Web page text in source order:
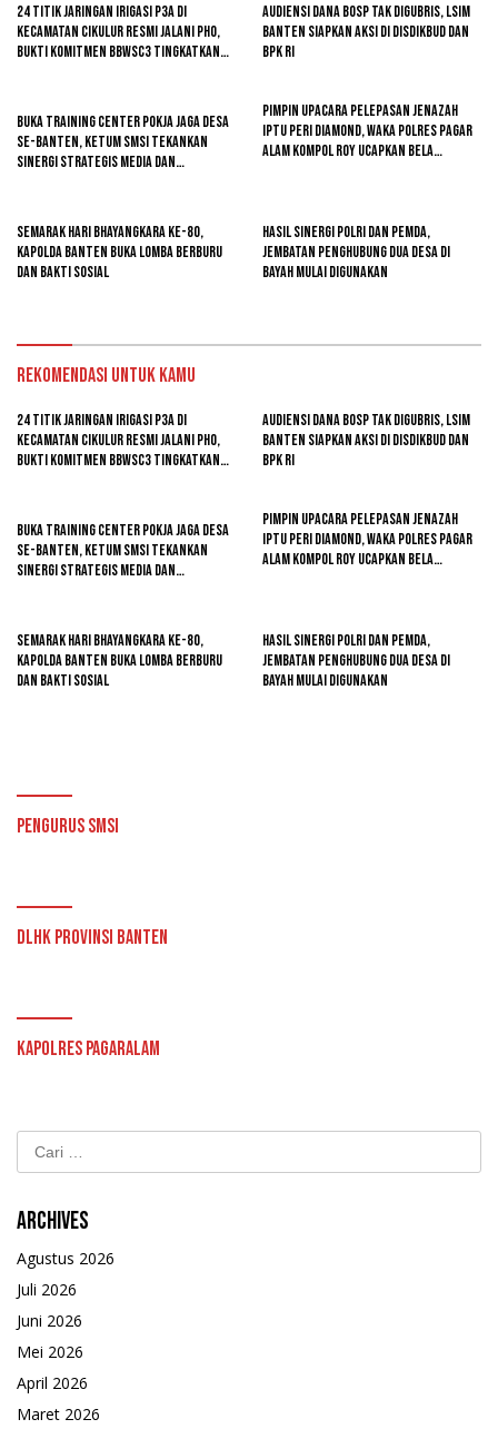
24 Titik Jaringan Irigasi P3A di
Kecamatan Cikulur Resmi Jalani PHO,
Bukti Komitmen BBWSC3 Tingkatkan
Audiensi Dana BOSP Tak Digubris, LSIM
Banten Siapkan Aksi di Disdikbud dan
BPK RI
Buka Training Center Pokja Jaga Desa
se-Banten, Ketum SMSI Tekankan
Sinergi Strategis Media dan
Pimpin Upacara Pelepasan Jenazah
Iptu Peri Diamond, Waka Polres Pagar
Alam Kompol Roy Ucapkan Bela
Semarak Hari Bhayangkara ke-80,
Kapolda Banten Buka Lomba Berburu
dan Bakti Sosial
Hasil Sinergi Polri dan Pemda,
Jembatan Penghubung Dua Desa di
Bayah Mulai Digunakan
Rekomendasi untuk kamu
24 Titik Jaringan Irigasi P3A di
Kecamatan Cikulur Resmi Jalani PHO,
Bukti Komitmen BBWSC3 Tingkatkan
Audiensi Dana BOSP Tak Digubris, LSIM
Banten Siapkan Aksi di Disdikbud dan
BPK RI
Buka Training Center Pokja Jaga Desa
se-Banten, Ketum SMSI Tekankan
Sinergi Strategis Media dan
Pimpin Upacara Pelepasan Jenazah
Iptu Peri Diamond, Waka Polres Pagar
Alam Kompol Roy Ucapkan Bela
Semarak Hari Bhayangkara ke-80,
Kapolda Banten Buka Lomba Berburu
dan Bakti Sosial
Hasil Sinergi Polri dan Pemda,
Jembatan Penghubung Dua Desa di
Bayah Mulai Digunakan
Pengurus SMSI
DLHK Provinsi Banten
Kapolres Pagaralam
Archives
Agustus 2026
Juli 2026
Juni 2026
Mei 2026
April 2026
Maret 2026